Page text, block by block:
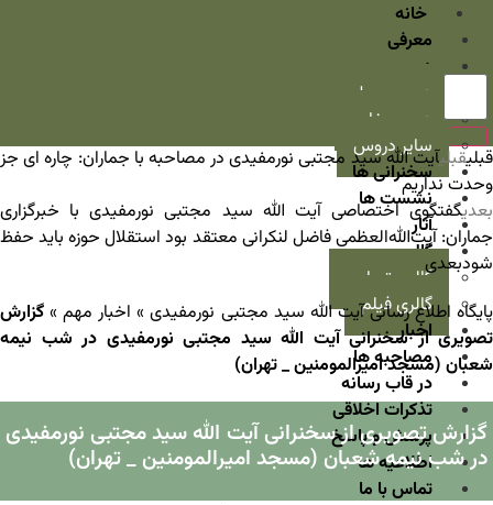
خانه
معرفی
دروس
دروس سطح
دروس خارج
سایر دروس
سخنرانی ها
نشست ها
آثار
گالری
گالری تصاویر
گالری فیلم
اخبار
مصاحبه ها
در قاب رسانه
تذکرات اخلاقی
پرسش و پاسخ
اطلاعیه ها
تماس با ما
قبلیقبلیآیت الله سید مجتبی نورمفیدی در مصاحبه با جماران: چاره ای جز
وحدت نداریم
بعدیگفتگوی اختصاصی آیت الله سید مجتبی نورمفیدی با خبرگزاری
جماران: آیت‌الله‌العظمی فاضل لنکرانی معتقد بود استقلال حوزه باید حفظ
شودبعدی
پایگاه اطلاع رسانی آیت الله سید مجتبی نورمفیدی» اخبار مهم» گزارش
تصویری از سخنرانی آیت الله سید مجتبی نورمفیدی در شب نیمه
شعبان (مسجد امیرالمومنین _ تهران)
گزارش تصویری از سخنرانی آیت الله سید مجتبی نورمفیدی
در شب نیمه شعبان (مسجد امیرالمومنین _ تهران)